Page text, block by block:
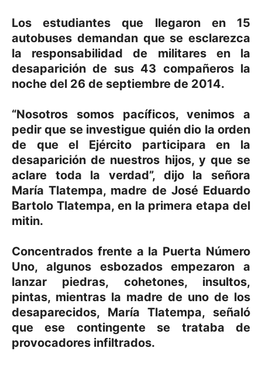
Los estudiantes que llegaron en 15
autobuses demandan que se esclarezca
la responsabilidad de militares en la
desaparición de sus 43 compañeros la
noche del 26 de septiembre de 2014.
“Nosotros somos pacíficos, venimos a
pedir que se investigue quién dio la orden
de que el Ejército participara en la
desaparición de nuestros hijos, y que se
aclare toda la verdad”, dijo la señora
María Tlatempa, madre de José Eduardo
Bartolo Tlatempa, en la primera etapa del
mitin.
Concentrados frente a la Puerta Número
Uno, algunos esbozados empezaron a
lanzar piedras, cohetones, insultos,
pintas, mientras la madre de uno de los
desaparecidos, María Tlatempa, señaló
que ese contingente se trataba de
provocadores infiltrados.